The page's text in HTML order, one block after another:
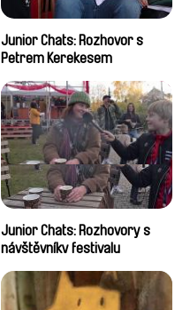
Junior Chats: Rozhovor s
Petrem Kerekesem
Junior Chats: Rozhovory s
návštěvníky festivalu